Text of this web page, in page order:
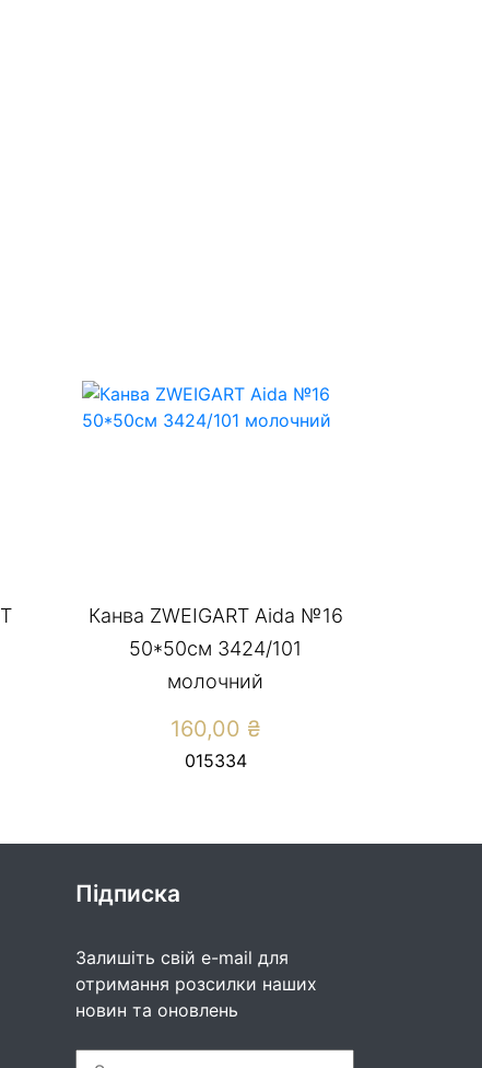
Канва ZWEIGART Aida №16
50*50см 3424/101
молочний
160,00 ₴
015334
Підписка
Залишіть свій e-mail для
отримання розсилки наших
новин та оновлень